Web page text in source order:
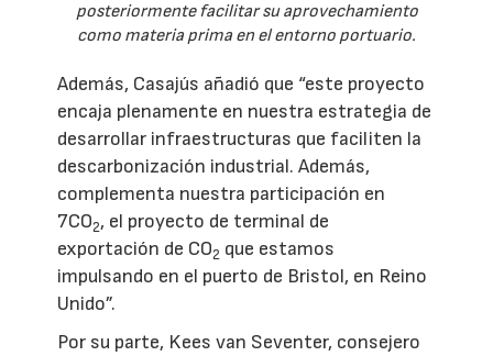
posteriormente facilitar su aprovechamiento
como materia prima en el entorno portuario.
Además, Casajús añadió que “este proyecto
encaja plenamente en nuestra estrategia de
desarrollar infraestructuras que faciliten la
descarbonización industrial. Además,
complementa nuestra participación en
7CO2, el proyecto de terminal de
exportación de CO2 que estamos
impulsando en el puerto de Bristol, en Reino
Unido”.
Por su parte, Kees van Seventer, consejero